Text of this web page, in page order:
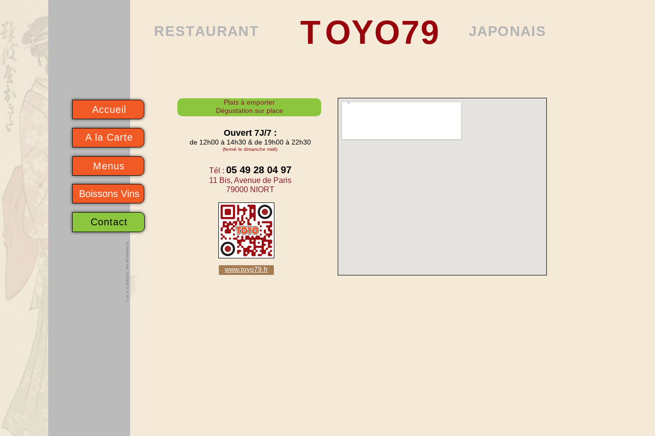
Ouvert 7J/7 :
de 12h00 à 14h30 & de 19h00 à 22h30
(fermé le dimanche midi)
Plats à emporter
Dégustation sur place
Tél : 05 49 28 04 97
11 Bis, Avenue de Paris
79000 NIORT
www.toyo79.fr
R E S T A U R A N T J A P O N A I S
T O Y O 7 9
© créateur du site : EURASI S. A. R. L.
Accueil
A la Carte
Menus
Boissons Vins
Contact